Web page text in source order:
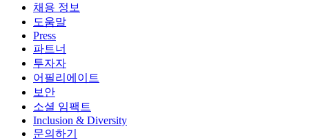
채용 정보
도움말
Press
파트너
투자자
어필리에이트
보안
소셜 임팩트
Inclusion & Diversity
문의하기